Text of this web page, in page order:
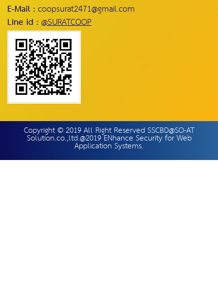
E-Mail :coopsurat2471@gmail.com
Line id :@SURATCOOP
Copyright © 2019 All Right Reserved SSCBD@SO-AT
Solution.co.,ltd.@2019 ENhance Security for Web
Application Systems.